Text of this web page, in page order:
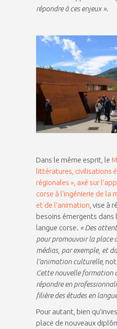
répondre à ces enjeux ».
Dans le même esprit, le
littératures, civilisations
régionales », axé sur
corse à l’ingénierie de
et de l’animation , vise à
besoins émergents dans
langue corse. « Des
pour promouvoir la place
médias, par exemple, et
l’animation culturelle,
Cette nouvelle formation
répondre en
filière des études en
Pour autant, bien
place de nouveaux